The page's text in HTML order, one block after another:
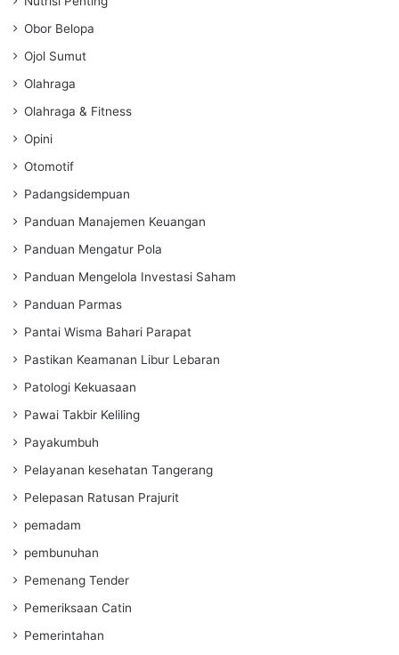
Obor Belopa
Ojol Sumut
Olahraga
Olahraga & Fitness
Opini
Otomotif
Padangsidempuan
Panduan Manajemen Keuangan
Panduan Mengatur Pola
Panduan Mengelola Investasi Saham
Panduan Parmas
Pantai Wisma Bahari Parapat
Pastikan Keamanan Libur Lebaran
Patologi Kekuasaan
Pawai Takbir Keliling
Payakumbuh
Pelayanan kesehatan Tangerang
Pelepasan Ratusan Prajurit
pemadam
pembunuhan
Pemenang Tender
Pemeriksaan Catin
Pemerintahan